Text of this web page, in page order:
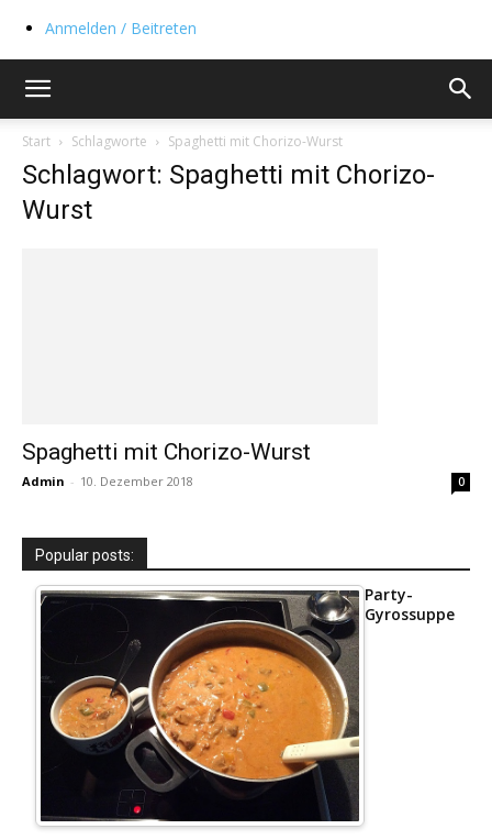
Anmelden / Beitreten
Start Schlagworte Spaghetti mit Chorizo-Wurst
Schlagwort: Spaghetti mit Chorizo-
Wurst
Spaghetti mit Chorizo-Wurst
Admin - 10. Dezember 2018 0
Popular posts:
Party-
Gyrossuppe